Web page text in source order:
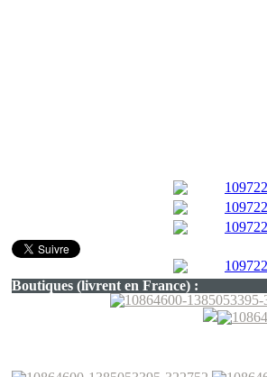
Boutiques (livrent en France) :